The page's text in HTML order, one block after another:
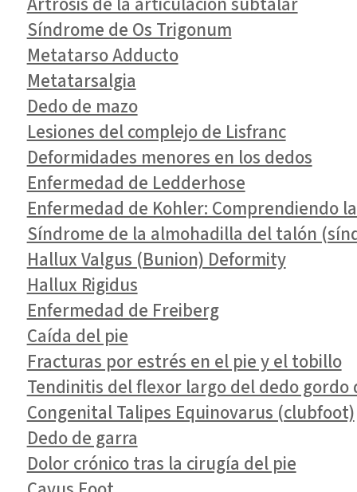
Síndrome de Os Trigonum
Metatarso Adducto
Metatarsalgia
Dedo de mazo
Lesiones del complejo de Lisfranc
Deformidades menores en los dedos
Enfermedad de Ledderhose
Enfermedad de Kohler: Comprendiendo
Síndrome de la almohadilla del talón
Hallux Valgus (Bunion) Deformity
Hallux Rigidus
Enfermedad de Freiberg
Caída del pie
Fracturas por estrés en el pie y el tobillo
Tendinitis del flexor largo del dedo gordo
Congenital Talipes Equinovarus (clubfoot)
Dedo de garra
Dolor crónico tras la cirugía del pie